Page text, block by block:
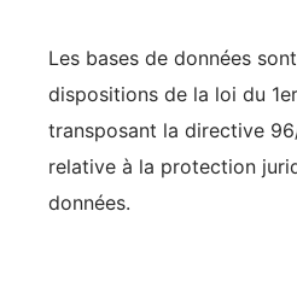
Les bases de données
dispositions de la loi du
transposant la directive
relative à la protection
données.